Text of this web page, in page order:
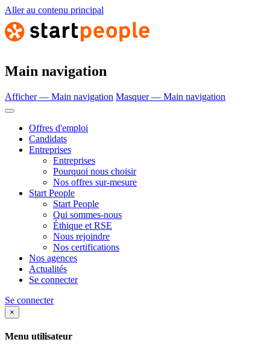
Aller au contenu principal
Main navigation
Afficher — Main navigation Masquer — Main navigation
Offres d'emploi
Candidats
Entreprises
Entreprises
Pourquoi nous choisir
Nos offres sur-mesure
Start People
Start People
Qui sommes-nous
Éthique et RSE
Nous rejoindre
Nos certifications
Nos agences
Actualités
Se connecter
Se connecter
×
Menu utilisateur